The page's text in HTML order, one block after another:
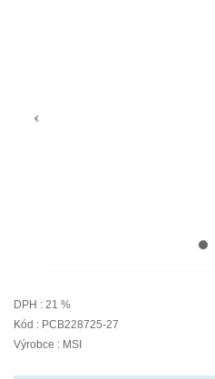
DPH : 21 %
Kód : PCB228725-27
Výrobce : MSI